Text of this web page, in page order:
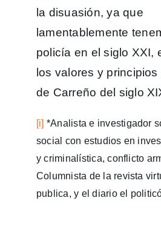
la disuasión, ya que
lamentablemente
policía en el siglo XXI,
los valores y principios
de Carreño del siglo
[i] *Analista e investigador
social con estudios en
y criminalística, conflicto
Columnista de la revista
publica, y el diario el